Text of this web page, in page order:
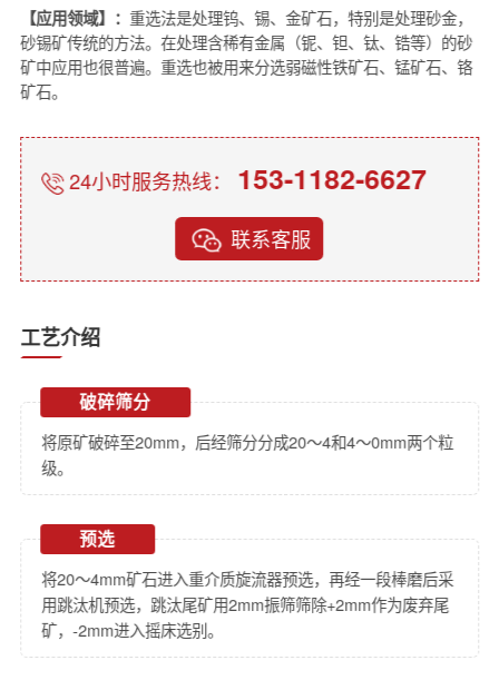
【应用领域】： 重选法是处理钨、锡、金矿石，特别是处理砂金，
砂锡矿传统的方法。在处理含稀有金属（铌、钽、钛、锆等）的砂
矿中应用也很普遍。重选也被用来分选弱磁性铁矿石、锰矿石、铬
矿石。
24小时服务热线： 153-1182-6627
联系客服
工艺介绍
破碎筛分
将原矿破碎至20mm，后经筛分分成20～4和4～0mm两个粒
级。
预选
将20～4mm矿石进入重介质旋流器预选，再经一段棒磨后采
用跳汰机预选，跳汰尾矿用2mm振筛筛除+2mm作为废弃尾
矿，-2mm进入摇床选别。